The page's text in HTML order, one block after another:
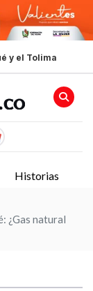
y el Tolima
Historias
¿Gas natural